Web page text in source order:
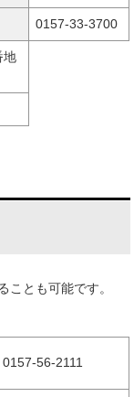
0157-33-3700
地
ことも可能です。
0157-56-2111